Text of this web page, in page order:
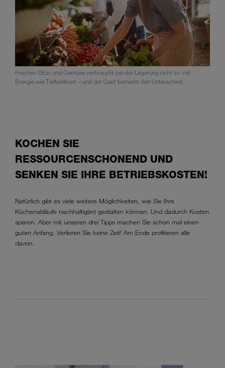
Frisches Obst und Gemüse verbraucht bei der Lagerung nicht so viel
Energie wie Tiefkühlkost – und der Gast bemerkt den Unterschied
KOCHEN SIE
RESSOURCENSCHONEND UND
SENKEN SIE IHRE BETRIEBSKOSTEN!
Natürlich gibt es viele weitere Möglichkeiten, wie Sie Ihre
Küchenabläufe nachhaltig(er) gestalten können. Und dadurch Kosten
sparen. Aber mit unseren drei Tipps machen Sie schon mal einen
guten Anfang. Verlieren Sie keine Zeit! Am Ende profitieren alle
davon.